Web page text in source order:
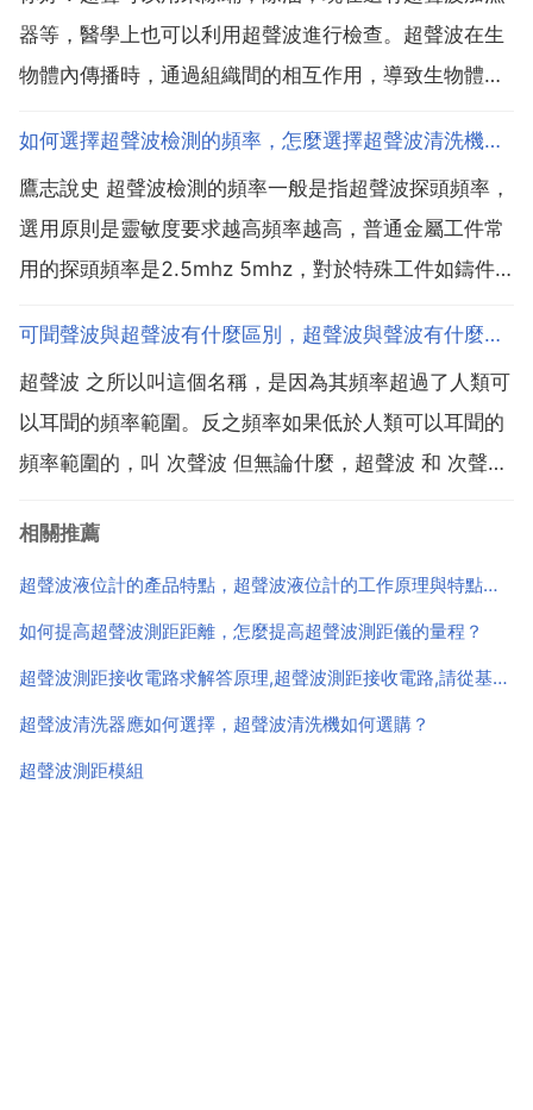
器等，醫學上也可以利用超聲波進行檢查。超聲波在生
物體內傳播時，通過組織間的相互作用，導致生物體機
的機制是熱效應和空化效應。所謂的熱效應是指超聲波
傳播過程中，部分能量被生物組織吸收轉變為熱能，使
組織溫度增高...
如何選擇超聲波檢測的頻率，怎麼選擇超聲波清洗機功率與頻率？
鷹志說史 超聲波檢測的頻率一般是指超聲波探頭頻率，
選用原則是靈敏度要求越高頻率越高，普通金屬工件常
用的探頭頻率是2.5mhz 5mhz，對於特殊工件如鑄件
低，有些靈敏度要求要求高的可選擇5mhz以上頻率，
但頻率越高衰減越厲害。有些儀器會有濾波頻率檔位...
可聞聲波與超聲波有什麼區別，超聲波與聲波有什麼區別
超聲波 之所以叫這個名稱，是因為其頻率超過了人類可
以耳聞的頻率範圍。反之頻率如果低於人類可以耳聞的
頻率範圍的，叫 次聲波 但無論什麼，超聲波 和 次聲波
什麼要特別定義這麼乙個概念呢，因為人可以聽到的聲
音最高也就不到20000hz，最低20hz，...
相關推薦
超聲波液位計的產品特點，超聲波液位計的工作原理與特點是什麼？
如何提高超聲波測距距離，怎麼提高超聲波測距儀的量程？
超聲波測距接收電路求解答原理,超聲波測距接收電路,請從基礎詳細解釋它的原理,比如三極體怎麼放大它的訊號之類的。。
超聲波清洗器應如何選擇，超聲波清洗機如何選購？
超聲波測距模組